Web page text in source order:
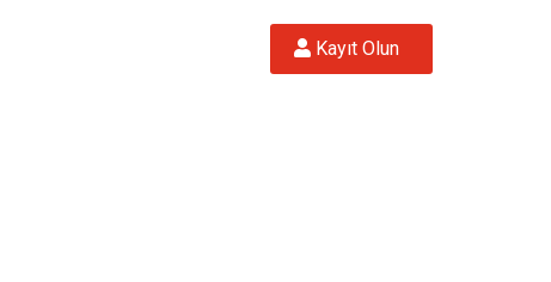
Kayıt Olun